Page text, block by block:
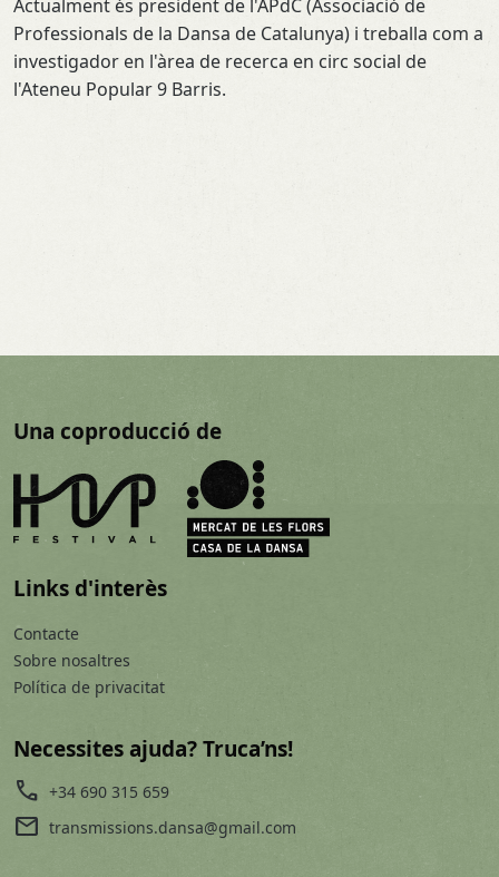
Actualment és president de l'APdC (Associació de
Professionals de la Dansa de Catalunya) i treballa com a
investigador en l'àrea de recerca en circ social de
l'Ateneu Popular 9 Barris.
Una coproducció de
Links d'interès
Contacte
Sobre nosaltres
Política de privacitat
Necessites ajuda? Truca’ns!
call +34 690 315 659
mail transmissions.dansa@gmail.com